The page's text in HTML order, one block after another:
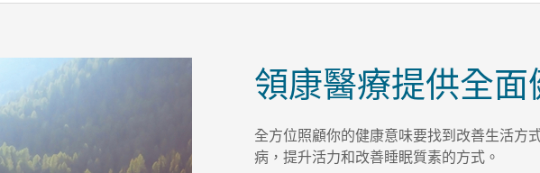
領康醫療提供全面
全方位照顧你的健康意味要找到改善生活方
病，提升活力和改善睡眠質素的方式。